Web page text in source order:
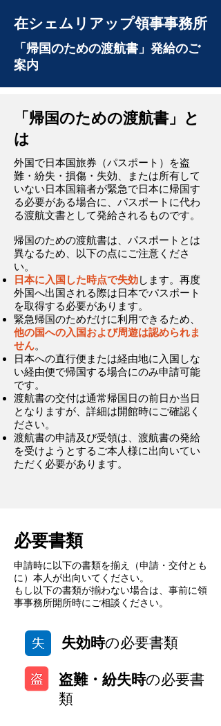
在シェムリアップ領事事務所
「帰国のための渡航書」発給のご
案内
「帰国のための渡航書」と
は
外国で日本国旅券（パスポート）を盗
難・紛失・損傷・失効、または所有して
いない日本国籍者が緊急で日本に帰国す
る必要がある場合に、パスポートに代わ
る渡航文書として発給されるものです。
帰国のための渡航書は、パスポートとは
異なるため、以下の点にご注意くださ
い。
日本に入国した時点で失効します。​​再度
外国へ出国される際は日本でパスポート
を取得する必要があります。
緊急帰国のためだけに利用できるため、
他の国への入国および周遊は認められま
せん。
日本への直行便または経由地に入国しな
い経由便で帰国する場合にのみ申請可能
です。
渡航書の交付は通常帰国日の前日か当日
となりますが、詳細は開館時にご確認く
ださい。
渡航書の申請及び受領は、渡航書の発給
を受けようとするご本人様に出向いてい
ただく必要があります。
必要書類
申請時に以下の書類を揃え（申請・交付とも
に）本人が出向いてください。
もし以下の書類が揃わない場合は、事前に領
事事務所開所時にご相談ください。
失効時の必要書類
盗難・紛失時の必要書
類